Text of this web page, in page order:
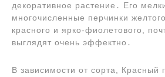
декоративное растение․ Его
многочисленные перчинки
красного и ярко-фиолетового,
выглядят очень эффектно․
В зависимости от сорта, Красный